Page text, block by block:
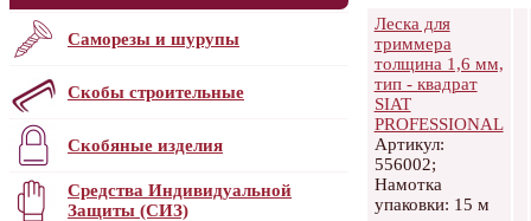
Саморезы и шурупы
Скобы строительные
Скобяные изделия
Средства Индивидуальной
Защиты (СИЗ)
Леска для
триммера
толщина 1,6 мм,
тип - квадрат
SIAT
PROFESSIONAL
Артикул:
556002;
Намотка
упаковки: 15 м